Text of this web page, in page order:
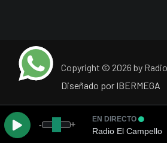
Copyright © 2026 by
Diseñado por IBERMEGA
- +
EN DIRECTO
Radio El Campello